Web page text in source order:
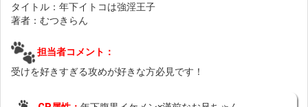
タイトル：年下イトコは強淫王子
著者：むつきらん
担当者コメント：
受けを好きすぎる攻めが好きな方必見です！